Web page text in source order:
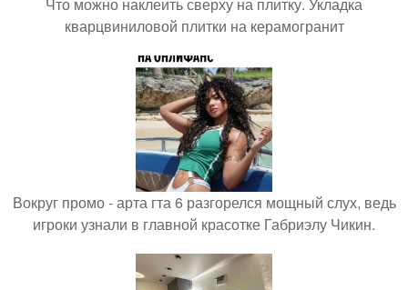
кварцвиниловой плитки на керамогранит
Вокруг промо - арта гта 6 разгорелся мощный слух, ведь
игроки узнали в главной красотке Габриэлу Чикин.